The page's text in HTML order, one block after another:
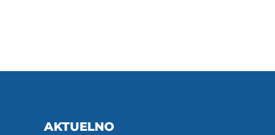
AKTUELNO